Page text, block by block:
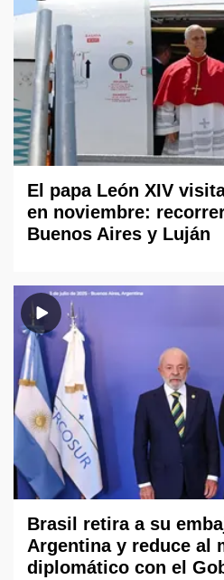
El papa León XIV
en noviembre:
Buenos Aires y Luján
Brasil retira a su
Argentina y reduce al
diplomático con el